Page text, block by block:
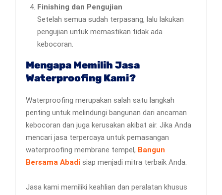
Finishing dan Pengujian
Setelah semua sudah terpasang, lalu lakukan
pengujian untuk memastikan tidak ada
kebocoran.
Mengapa Memilih Jasa
Waterproofing Kami?
Waterproofing merupakan salah satu langkah
penting untuk melindungi bangunan dari ancaman
kebocoran dan juga kerusakan akibat air. Jika Anda
mencari jasa terpercaya untuk pemasangan
waterproofing membrane tempel, Bangun
Bersama Abadi siap menjadi mitra terbaik Anda.
Jasa kami memiliki keahlian dan peralatan khusus